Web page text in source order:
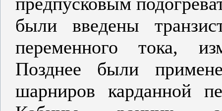
были введены
переменного тока,
Позднее были
шарниров карданной